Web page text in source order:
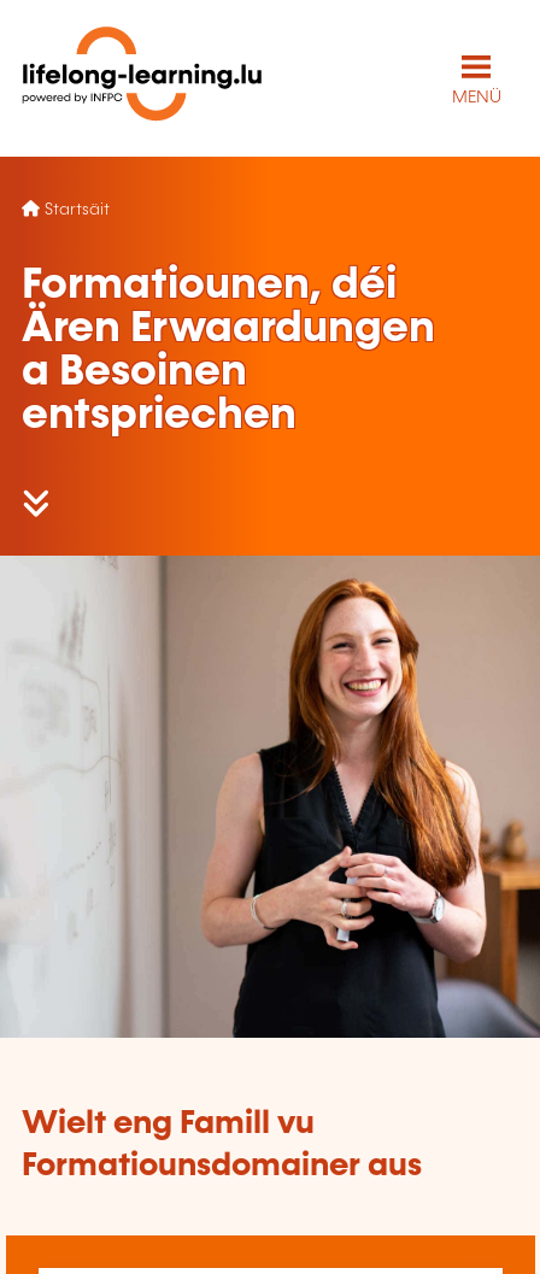
MENÜ
Startsäit
Formatiounen, déi
Ären Erwaardungen
a Besoinen
entspriechen
Wielt eng Famill vu
Formatiounsdomainer aus